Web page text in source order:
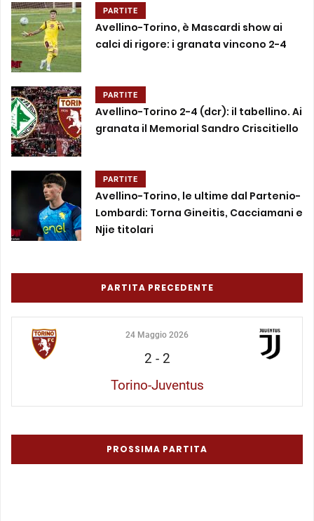
PARTITE
Avellino-Torino, è Mascardi show ai
calci di rigore: i granata vincono 2-4
PARTITE
Avellino-Torino 2-4 (dcr): il tabellino. Ai
granata il Memorial Sandro Criscitiello
PARTITE
Avellino-Torino, le ultime dal Partenio-
Lombardi: Torna Gineitis, Cacciamani e
Njie titolari
PARTITA PRECEDENTE
24 Maggio 2026
2 - 2
Torino-Juventus
PROSSIMA PARTITA